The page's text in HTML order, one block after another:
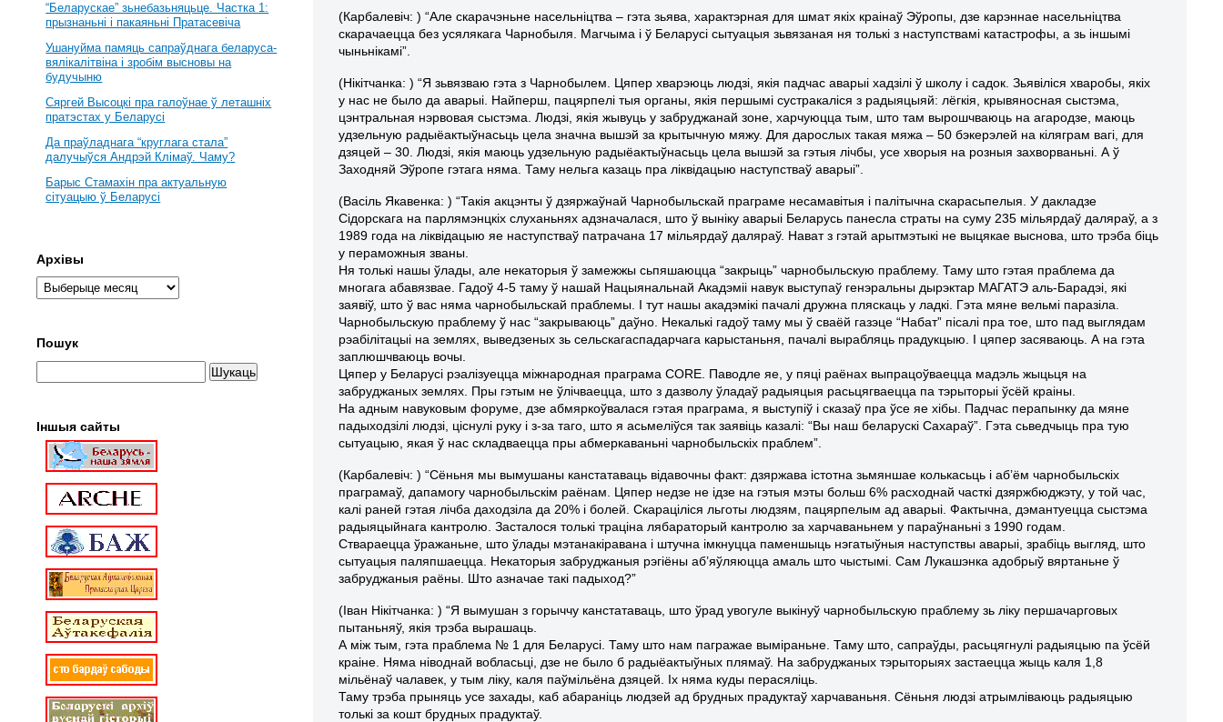
(Карбалевіч: ) “Але скарачэньне насельніцтва – гэта зьява, характэрная для шмат якіх краінаў Эўропы, дзе карэннае насельніцтва
скарачаецца без усялякага Чарнобыля. Магчыма і ў Беларусі сытуацыя зьвязаная ня толькі з наступствамі катастрофы, а зь іншымі
чыньнікамі”.
(Нікітчанка: ) “Я зьвязваю гэта з Чарнобылем. Цяпер хварэюць людзі, якія падчас аварыі хадзілі ў школу і садок. Зьявіліся хваробы, якіх
у нас не было да аварыі. Найперш, пацярпелі тыя органы, якія першымі сустракаліся з радыяцыяй: лёгкія, крывяносная сыстэма,
цэнтральная нэрвовая сыстэма. Людзі, якія жывуць у забруджанай зоне, харчуюцца тым, што там вырошчваюць на агародзе, маюць
удзельную радыёактыўнасьць цела значна вышэй за крытычную мяжу. Для дарослых такая мяжа – 50 бэкерэлей на кіляграм вагі, для
дзяцей – 30. Людзі, якія маюць удзельную радыёактыўнасьць цела вышэй за гэтыя лічбы, усе хворыя на розныя захворваньні. А ў
Заходняй Эўропе гэтага няма. Таму нельга казаць пра ліквідацыю наступстваў аварыі”.
(Васіль Якавенка: ) “Такія акцэнты ў дзяржаўнай Чарнобыльскай праграме несамавітыя і палітычна скарасьпелыя. У дакладзе
Сідорскага на парлямэнцкіх слуханьнях адзначалася, што ў выніку аварыі Беларусь панесла страты на суму 235 мільярдаў даляраў, а з
1989 года на ліквідацыю яе наступстваў патрачана 17 мільярдаў даляраў. Нават з гэтай арытмэтыкі не выцякае выснова, што трэба біць
у пераможныя званы.
Ня толькі нашы ўлады, але некаторыя ў замежжы сьпяшаюцца “закрыць” чарнобыльскую праблему. Таму што гэтая праблема да
многага абавязвае. Гадоў 4-5 таму ў нашай Нацыянальнай Акадэміі навук выступаў генэральны дырэктар МАГАТЭ аль-Барадэі, які
заявіў, што ў вас няма чарнобыльскай праблемы. І тут нашы акадэмікі пачалі дружна пляскаць у ладкі. Гэта мяне вельмі паразіла.
Чарнобыльскую праблему ў нас “закрываюць” даўно. Некалькі гадоў таму мы ў сваёй газэце “Набат” пісалі пра тое, што пад выглядам
рэабілітацыі на землях, выведзеных зь сельскагаспадарчага карыстаньня, пачалі вырабляць прадукцыю. І цяпер засяваюць. А на гэта
заплюшчваюць вочы.
Цяпер у Беларусі рэалізуецца міжнародная праграма CORE. Паводле яе, у пяці раёнах выпрацоўваецца мадэль жыцьця на
забруджаных землях. Пры гэтым не ўлічваецца, што з дазволу ўладаў радыяцыя расьцягваецца па тэрыторыі ўсёй краіны.
На адным навуковым форуме, дзе абмяркоўвалася гэтая праграма, я выступіў і сказаў пра ўсе яе хібы. Падчас перапынку да мяне
падыходзілі людзі, ціснулі руку і з-за таго, што я асьмеліўся так заявіць казалі: “Вы наш беларускі Сахараў”. Гэта сьведчыць пра тую
сытуацыю, якая ў нас складваецца пры абмеркаваньні чарнобыльскіх праблем”.
(Карбалевіч: ) “Сёньня мы вымушаны канстатаваць відавочны факт: дзяржава істотна зьмяншае колькасьць і аб’ём чарнобыльскіх
праграмаў, дапамогу чарнобыльскім раёнам. Цяпер недзе не ідзе на гэтыя мэты больш 6% расходнай часткі дзяржбюджэту, у той час,
калі раней гэтая лічба даходзіла да 20% і болей. Скараціліся льготы людзям, пацярпелым ад аварыі. Фактычна, дэмантуецца сыстэма
радыяцыйнага кантролю. Засталося толькі траціна лябараторый кантролю за харчаваньнем у параўнаньні з 1990 годам.
Ствараецца ўражаньне, што ўлады мэтанакіравана і штучна імкнуцца паменшыць нэгатыўныя наступствы аварыі, зрабіць выгляд, што
сытуацыя паляпшаецца. Некаторыя забруджаныя рэгіёны аб’яўляюцца амаль што чыстымі. Сам Лукашэнка адобрыў вяртаньне ў
забруджаныя раёны. Што азначае такі падыход?”
(Іван Нікітчанка: ) “Я вымушан з горыччу канстатаваць, што ўрад увогуле выкінуў чарнобыльскую праблему зь ліку першачарговых
пытаньняў, якія трэба вырашаць.
А між тым, гэта праблема № 1 для Беларусі. Таму што нам пагражае выміраньне. Таму што, сапраўды, расьцягнулі радыяцыю па ўсёй
краіне. Няма ніводнай вобласьці, дзе не было б радыёактыўных плямаў. На забруджаных тэрыторыях застаецца жыць каля 1,8
мільёнаў чалавек, у тым ліку, каля паўмільёна дзяцей. Іх няма куды перасяліць.
Таму трэба прыняць усе захады, каб абараніць людзей ад брудных прадуктаў харчаваньня. Сёньня людзі атрымліваюць радыяцыю
толькі за кошт брудных прадуктаў.
“Беларускае” зьнебазьняцьце. Частка 1:
прызнаньні і пакаяньні Пратасевіча
Ушануйма памяць сапраўднага беларуса-
вялікалітвіна і зробім высновы на
будучыню
Сяргей Высоцкі пра галоўнае ў леташніх
пратэстах у Беларусі
Да праўладнага “круглага стала”
далучыўся Андрэй Клімаў. Чаму?
Барыс Стамахін пра актуальную
сітуацыю ў Беларусі
Архівы
Пошук
Іншыя сайты